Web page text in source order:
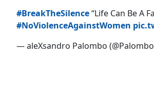
#BreakTheSilence“Life Can Be A
#NoViolenceAgainstWomen
— aleXsandro Palombo